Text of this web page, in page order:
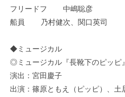
フリードフ 中嶋聡彦
船員 乃村健次、関口英司
◆ミュージカル
◎ミュージカル『長靴下のピッピ
演出：宮田慶子
出演：篠原ともえ（ピッピ）、土